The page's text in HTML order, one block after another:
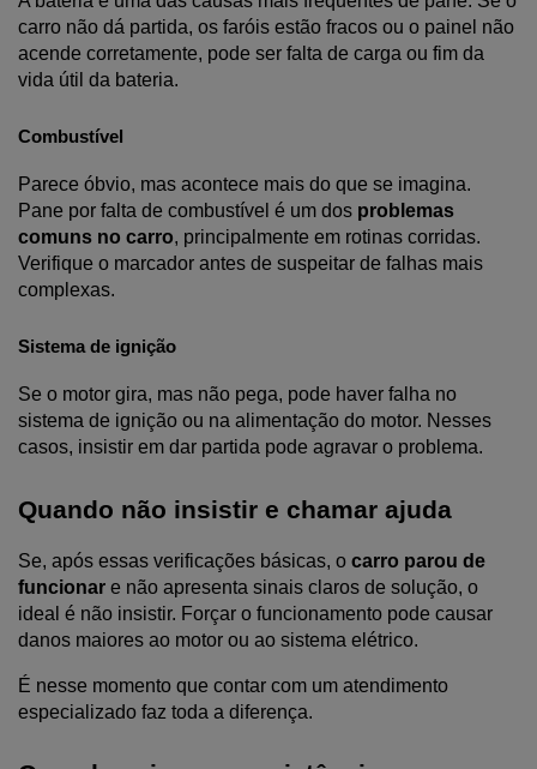
carro não dá partida, os faróis estão fracos ou o painel não
acende corretamente, pode ser falta de carga ou fim da
vida útil da bateria.
Combustível
Parece óbvio, mas acontece mais do que se imagina.
Pane por falta de combustível é um dos problemas
comuns no carro, principalmente em rotinas corridas.
Verifique o marcador antes de suspeitar de falhas mais
complexas.
Sistema de ignição
Se o motor gira, mas não pega, pode haver falha no
sistema de ignição ou na alimentação do motor. Nesses
casos, insistir em dar partida pode agravar o problema.
Quando não insistir e chamar ajuda
Se, após essas verificações básicas, o carro parou de
funcionar e não apresenta sinais claros de solução, o
ideal é não insistir. Forçar o funcionamento pode causar
danos maiores ao motor ou ao sistema elétrico.
É nesse momento que contar com um atendimento
especializado faz toda a diferença.